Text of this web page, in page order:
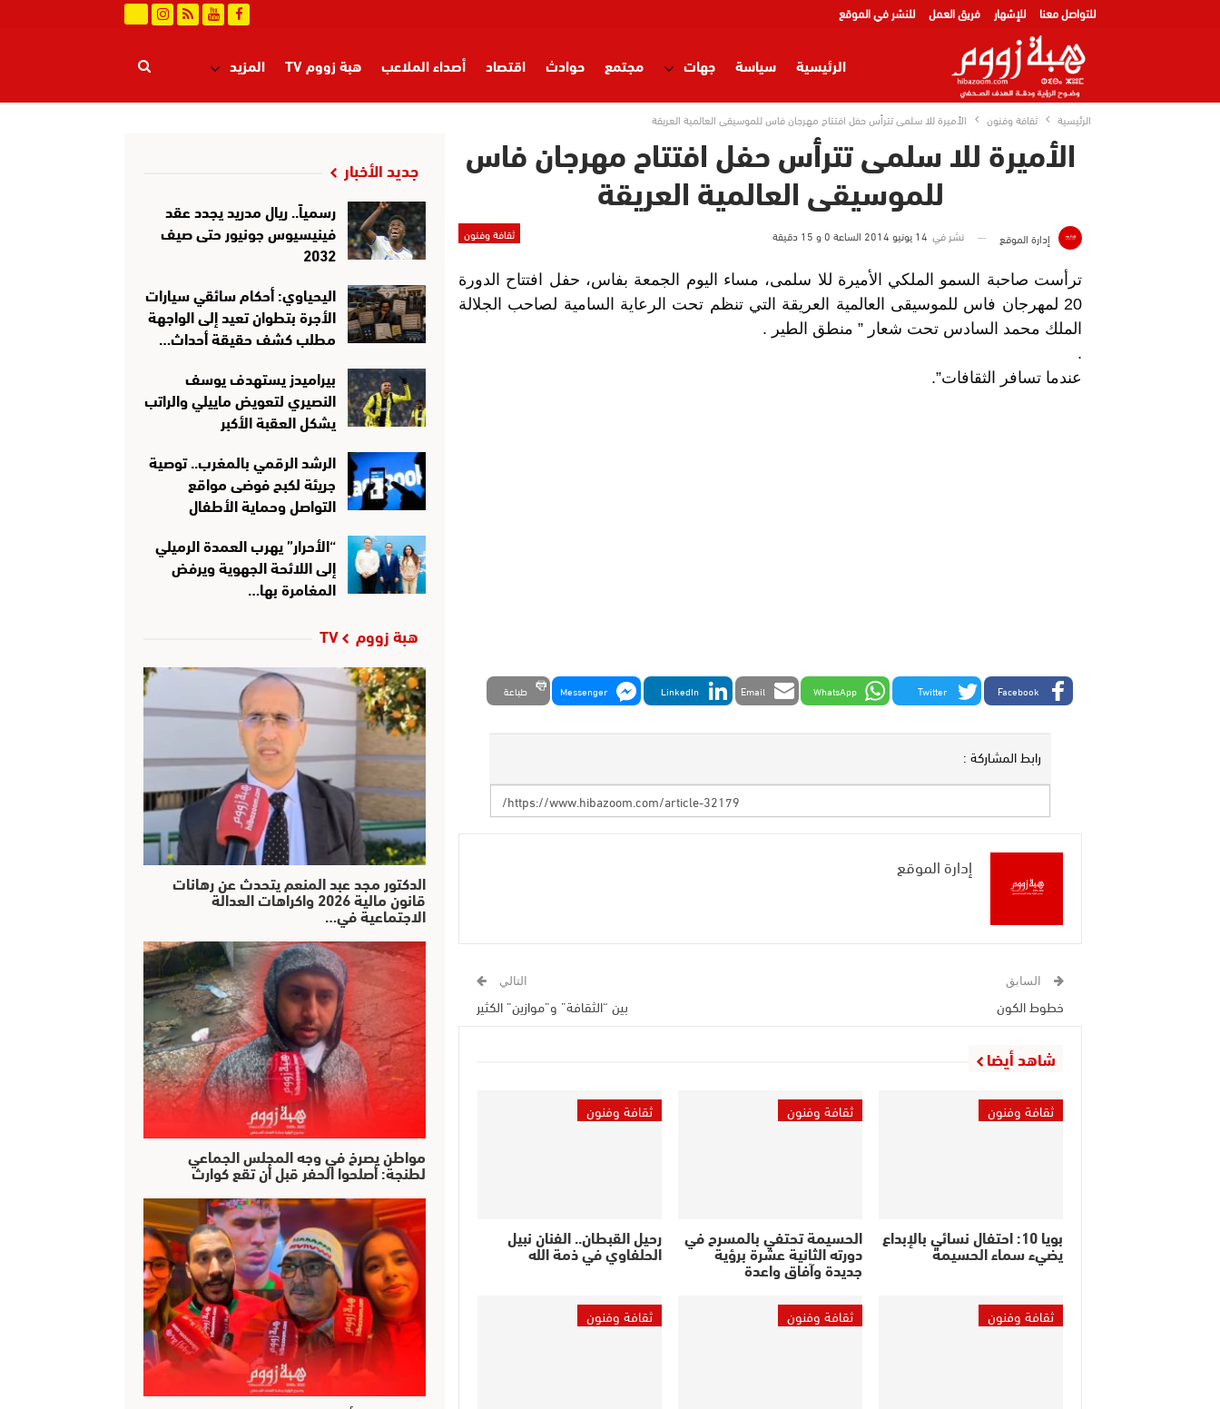
للتواصل معنا للإشهار فريق العمل للنشر في الموقع
الرئيسية سياسة جهات مجتمع حوادث اقتصاد أصداء الملاعب هبة زووم TV المزيد
الرئيسية ثقافة وفنون الأميرة للا سلمى تترأس حفل افتتاح مهرجان فاس للموسيقى العالمية العريقة
الأميرة للا سلمى تترأس حفل افتتاح مهرجان فاس
للموسيقى العالمية العريقة
ثقافة وفنون إدارة الموقع نشر في 14 يونيو 2014 الساعة 0 و 15 دقيقة
ترأست صاحبة السمو الملكي الأميرة للا سلمى، مساء اليوم الجمعة بفاس، حفل افتتاح الدورة
20 لمهرجان فاس للموسيقى العالمية العريقة التي تنظم تحت الرعاية السامية لصاحب الجلالة
الملك محمد السادس تحت شعار ” منطق الطير .
.
عندما تسافر الثقافات”.
Facebook
Twitter
WhatsApp
Email
LinkedIn
Messenger طباعة
رابط المشاركة :
إدارة الموقع
السابق
خطوط الكون
التالي
بين “الثقافة” و”موازين” الكثير
شاهد أيضا
ثقافة وفنون
بويا 10: احتفال نسائي بالإبداع
يضيء سماء الحسيمة
ثقافة وفنون
الحسيمة تحتفي بالمسرح في
دورته الثانية عشرة برؤية
جديدة وآفاق واعدة
ثقافة وفنون
رحيل القبطان.. الفنان نبيل
الحلفاوي في ذمة الله
ثقافة وفنون ثقافة وفنون ثقافة وفنون
جديد الأخبار
رسمياً.. ريال مدريد يجدد عقد
فينيسيوس جونيور حتى صيف
2032
اليحياوي: أحكام سائقي سيارات
الأجرة بتطوان تعيد إلى الواجهة
مطلب كشف حقيقة أحداث…
بيراميدز يستهدف يوسف
النصيري لتعويض ماييلي والراتب
يشكل العقبة الأكبر
الرشد الرقمي بالمغرب.. توصية
جريئة لكبح فوضى مواقع
التواصل وحماية الأطفال
“الأحرار” يهرب العمدة الرميلي
إلى اللائحة الجهوية ويرفض
المغامرة بها…
هبة زووم TV
الدكتور مجد عبد المنعم يتحدث عن رهانات
قانون مالية 2026 واكراهات العدالة
الاجتماعية في…
مواطن يصرخ في وجه المجلس الجماعي
لطنجة: أصلحوا الحفر قبل أن تقع كوارث